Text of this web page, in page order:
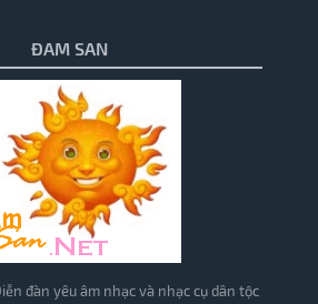
ĐAM SAN
đàn yêu âm nhạc và nhạc cụ dân tộc